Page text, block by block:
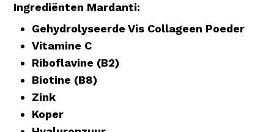
Ingrediënten Mardanti:
Gehydrolyseerde Vis Collageen Poeder
Vitamine C
Riboflavine (B2)
Biotine (B8)
Zink
Koper